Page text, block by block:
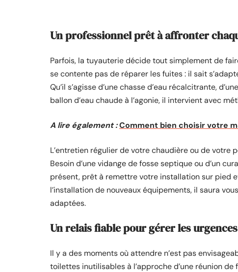
Un professionnel prêt à affronter
Parfois, la tuyauterie décide tout simplement de
se contente pas de réparer les fuites : il sait
Qu’il s’agisse d’une chasse d’eau récalcitrante,
ballon d’eau chaude à l’agonie, il intervient avec
A lire également :Comment bien choisir votre
L’entretien régulier de votre chaudière ou de
Besoin d’une vidange de fosse septique ou d’un
présent, prêt à remettre votre installation sur pied
l’installation de nouveaux équipements, il saura
adaptées.
Un relais fiable pour gérer les urgences
Il y a des moments où attendre n’est pas
toilettes inutilisables à l’approche d’une réunion